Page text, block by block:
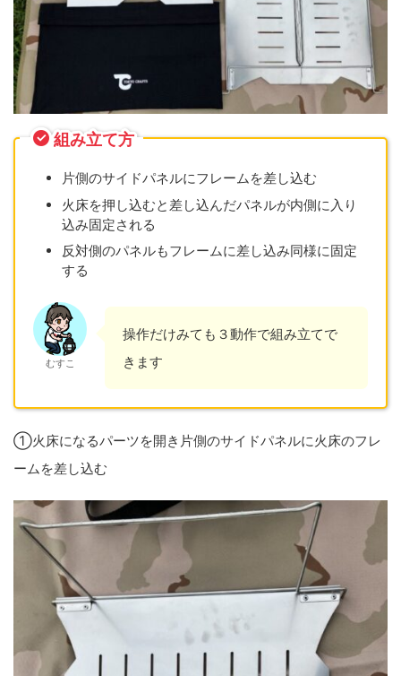
組み立て方
片側のサイドパネルにフレームを差し込む
火床を押し込むと差し込んだパネルが内側に入り
込み固定される
反対側のパネルもフレームに差し込み同様に固定
する
むすこ
操作だけみても３動作で組み立てで
きます
①火床になるパーツを開き片側のサイドパネルに火床のフレ
ームを差し込む